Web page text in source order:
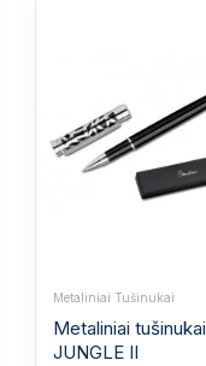
Metaliniai Tušinukai
Metaliniai tušinukai
JUNGLE II